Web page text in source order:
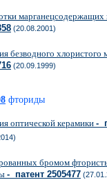
марганецсодержащих
(20.08.2001)
безводного хлористого
(20.09.1999)
фториды
оптической керамики -
бромом
- патент 2505477